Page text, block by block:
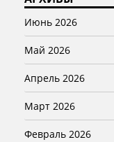
Июнь 2026
Май 2026
Апрель 2026
Март 2026
Февраль 2026